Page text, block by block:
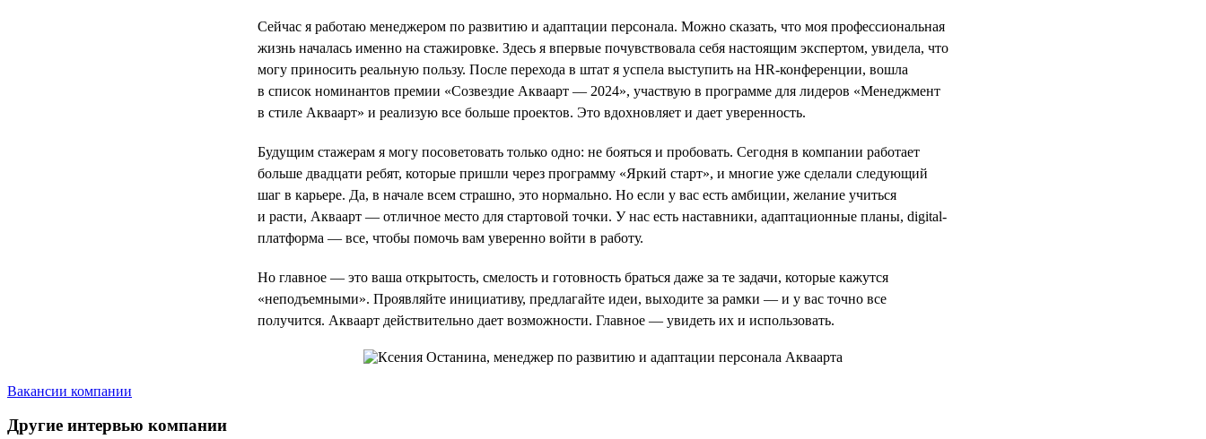
Сейчас я работаю менеджером по развитию и адаптации персонала. Можно сказать, что моя профессиональная
жизнь началась именно на стажировке. Здесь я впервые почувствовала себя настоящим экспертом, увидела, что
могу приносить реальную пользу. После перехода в штат я успела выступить на HR-конференции, вошла
в список номинантов премии «Созвездие Акваарт — 2024», участвую в программе для лидеров «Менеджмент
в стиле Акваарт» и реализую все больше проектов. Это вдохновляет и дает уверенность.
Будущим стажерам я могу посоветовать только одно: не бояться и пробовать. Сегодня в компании работает
больше двадцати ребят, которые пришли через программу «Яркий старт», и многие уже сделали следующий
шаг в карьере. Да, в начале всем страшно, это нормально. Но если у вас есть амбиции, желание учиться
и расти, Акваарт — отличное место для стартовой точки. У нас есть наставники, адаптационные планы, digital-
платформа — все, чтобы помочь вам уверенно войти в работу.
Но главное — это ваша открытость, смелость и готовность браться даже за те задачи, которые кажутся
«неподъемными». Проявляйте инициативу, предлагайте идеи, выходите за рамки — и у вас точно все
получится. Акваарт действительно дает возможности. Главное — увидеть их и использовать.
Вакансии компании
Другие интервью компании